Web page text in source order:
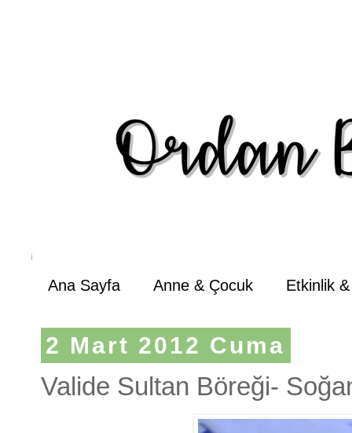
Ana Sayfa Anne & Çocuk Etkinlik
2 Mart 2012 Cuma
Valide Sultan Böreği-